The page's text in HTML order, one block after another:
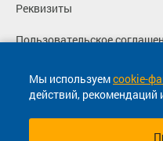
Мы используемcookie-
действий, рекомендаций
Реквизиты
Пользовательское
Политика
Согласие на